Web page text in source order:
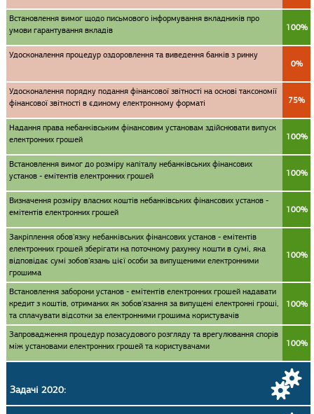
Встановлення вимог щодо письмового інформування вкладників про
умови гарантування вкладів
100%
Удосконалення процедур оздоровлення та виведення банків з ринку
0%
Удосконалення порядку подання фінансової звітності на основі таксономії
фінансової звітності в єдиному електронному форматі
75%
Надання права небанківським фінансовим установам здійснювати випуск
електронних грошей
100%
Встановлення вимог до розміру капіталу небанківських фінансових
установ - емітентів електронних грошей
100%
Визначення розміру власних коштів небанківських фінансових установ -
емітентів електронних грошей
100%
Закріплення обов'язку небанківських фінансових установ - емітентів
електронних грошей зберігати на поточному рахунку кошти в сумі, яка
відповідає сумі зобов'язань цієї особи за випущеними електронними
грошима
100%
Встановлення заборони установ - емітентів електронних грошей надавати
кредит з коштів, отриманих як зобов'язання за випущені електронні гроші,
та сплачувати відсотки за електронними грошима користувачів
100%
Запровадження процедур позасудового розгляду та врегулювання спорів
між установами електронних грошей та користувачами
100%
Задачі 2020: